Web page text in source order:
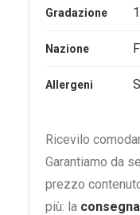
Gradazione
Nazione
Allergeni
Ricevilo
Garantiamo da
prezzo
più: la consegna